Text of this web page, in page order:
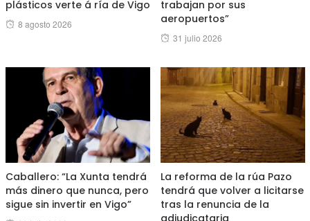
plásticos verte á ría de Vigo
Posted
8 agosto 2026
trabajan por sus
aeropuertos”
Posted
31 julio 2026
Caballero: “La Xunta tendrá
más dinero que nunca, pero
sigue sin invertir en Vigo”
La reforma de la rúa Pazo
tendrá que volver a licitarse
tras la renuncia de la